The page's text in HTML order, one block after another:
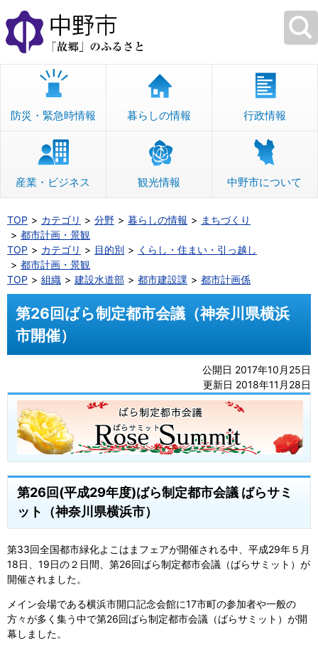
本
文
へ
移
防災・緊急時情報 暮らしの情報 行政情報
産業・ビジネス 観光情報 中野市について
TOP カテゴリ 分野 暮らしの情報
まちづくり
都市計画・景観
TOP
カテゴリ 目的別
くらし・住まい・引っ越し
都市計画・景観
TOP
組織 建設水道部 都市建設課 都市計画係
第26回ばら制定都市会議（神奈川県横浜
市開催）
公開日 2017年10月25日
更新日 2018年11月28日
第26回(平成29年度)ばら制定都市会議 ばらサミ
ット（神奈川県横浜市）
第33回全国都市緑化よこはまフェアが開催される中、平成29年５月
18日、19日の２日間、第26回ばら制定都市会議（ばらサミット）が
開催されました。
メイン会場である横浜市開口記念会館に17市町の参加者や一般の
方々が多く集う中で第26回ばら制定都市会議（ばらサミット）が開
幕しました。